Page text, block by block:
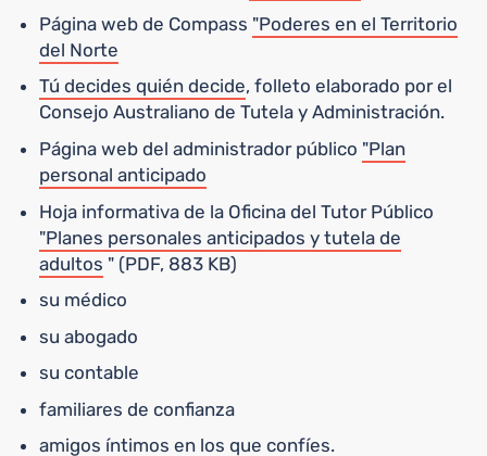
Página web de Compass "Poderes en el Territorio
del Norte
Tú decides quién decide, folleto elaborado por el
Consejo Australiano de Tutela y Administración.
Página web del administrador público "Plan
personal anticipado
Hoja informativa de la Oficina del Tutor Público
"Planes personales anticipados y tutela de
adultos " (PDF, 883 KB)
su médico
su abogado
su contable
familiares de confianza
amigos íntimos en los que confíes.